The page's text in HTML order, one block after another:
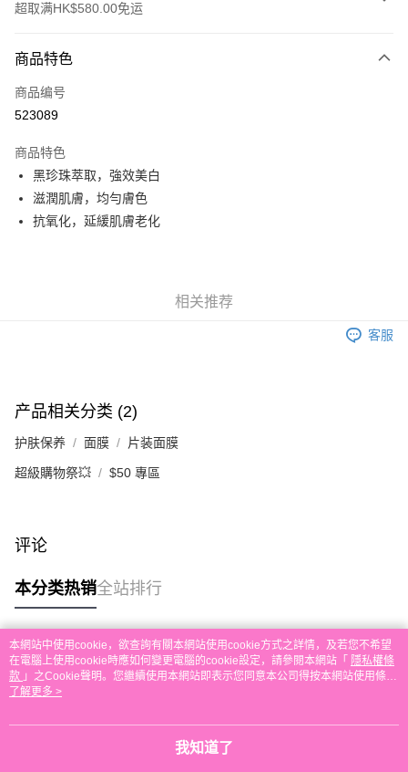
超取满HK$580.00免运
信用卡
Apple Pay
AlipayHK
PayMe
eshop@colourmix-cosmetics.com** **我們不會處理沒有提供存款單據的訂
每笔HK$30.00，满HK$580.00(含以上)免运费
门市自取
商品特色
商品编号
523089
商品特色
黑珍珠萃取，強效美白
滋潤肌膚，均勻膚色
抗氧化，延緩肌膚老化
相关推荐
客服
产品相关分类 (2)
护肤保养 面膜 片装面膜
超級購物祭💥 $50 專區
评论
本分类热销全站排行
热门标签
热销排行
本網站中使用cookie，欲查詢有關本網站使用cookie方式之詳情，及若您不希望
在電腦上使用cookie時應如何變更電腦的cookie設定，請參閱本網站「 隱私權條
款 」之Cookie聲明。您繼續使用本網站即表示您同意本公司得按本網站使用條款
之Cookie聲明使用cookie。
了解更多 >
我知道了